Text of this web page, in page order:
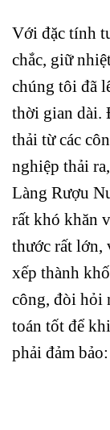
Với đặc tính
chắc, giữ
chúng tôi đã
thời gian dài.
thải từ các
nghiệp thải
Làng Rượu
rất khó khăn
thước rất lớn,
xếp thành
công, đòi hỏi
toán tốt để
phải đảm